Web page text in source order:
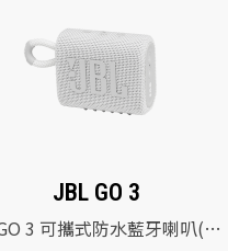
JBL GO 3
3 可攜式防水藍牙喇叭(白